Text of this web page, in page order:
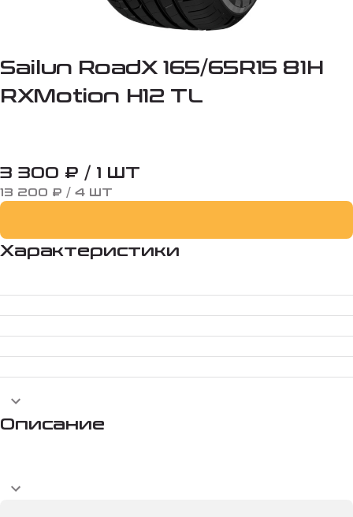
Sailun RoadX 165/65R15 81H
RXMotion H12 TL
3 300 ₽ / 1 ШТ
13 200 ₽ / 4 ШТ
Характеристики
Описание